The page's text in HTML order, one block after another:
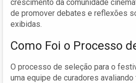
crescimento da comunidade
de promover debates e reflexões
exibidas.
Como Foi o Processo
O processo de seleção para o
uma equipe de curadores